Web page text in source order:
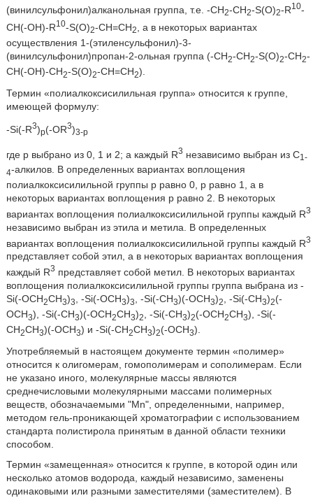
(винилсульфонил)алканольная группа, т.е. -CH2-CH2-S(O)2-R10-
CH(-OH)-R10-S(O)2-CH=CH2
, а в некоторых вариантах
осуществления 1-(этиленсульфонил)-3-
(винилсульфонил)пропан-2-ольная группа (-CH2-CH2-S(O)2-CH2-
CH(-OH)-CH2-S(O)2-CH=CH2).
Термин «полиалкоксисилильная группа» относится к группе,
имеющей формулу:
-Si(-R3)p(-OR3)3-p
где p выбрано из 0, 1 и 2; а каждый R3 независимо выбран из C1-
4-алкилов. В определенных вариантах воплощения
полиалкоксисилильной группы p равно 0, p равно 1, а в
некоторых вариантах воплощения p равно 2. В некоторых
вариантах воплощения полиалкоксисилильной группы каждый R3
независимо выбран из этила и метила. В определенных
вариантах воплощения полиалкоксисилильной группы каждый R3
представляет собой этил, а в некоторых вариантах воплощения
каждый R3 представляет собой метил. В некоторых вариантах
воплощения полиалкоксисилильной группы группа выбрана из -
Si(-OCH2CH3)3 , -Si(-OCH3)3 , -Si(-CH3)(-OCH3)2 , -Si(-CH3)2(-
OCH3), -Si(-CH3)(-OCH2CH3)2 , -Si(-CH3)2(-OCH2CH3), -Si(-
CH2CH3)(-OCH3) и -Si(-CH2CH3)2(-OCH3).
Употребляемый в настоящем документе термин «полимер»
относится к олигомерам, гомополимерам и сополимерам. Если
не указано иного, молекулярные массы являются
среднечисловыми молекулярными массами полимерных
веществ, обозначаемыми "Mn", определенными, например,
методом гель-проникающей хроматографии с использованием
стандарта полистирола принятым в данной области техники
способом.
Термин «замещенная» относится к группе, в которой один или
несколько атомов водорода, каждый независимо, заменены
одинаковыми или разными заместителями (заместителем). В